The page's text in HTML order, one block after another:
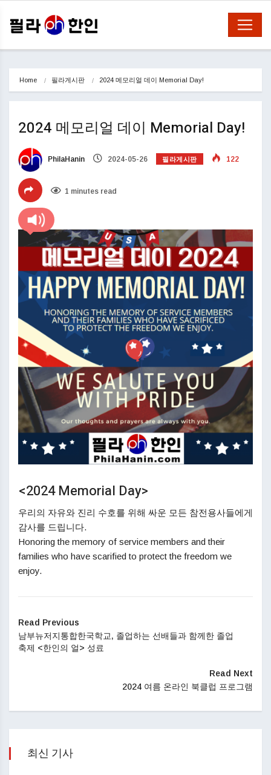
Home 필라게시판 2024 메모리얼 데이 Memorial Day!
2024 메모리얼 데이 Memorial Day!
PhilaHanin 2024-05-26 필라게시판 122
1 minutes read
<2024 Memorial Day>
우리의 자유와 진리 수호를 위해 싸운 모든 참전용사들에게
감사를 드립니다.
Honoring the memory of service members and their
families who have scarified to protect the freedom we
enjoy.
Read Previous
남부뉴저지통합한국학교, 졸업하는 선배들과 함께한 졸업
축제 <한인의 얼> 성료
Read Next
2024 여름 온라인 북클럽 프로그램
최신 기사